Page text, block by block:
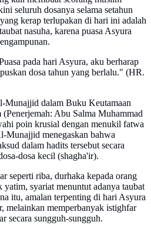
seluruh dosanya selama setahun
kerap terlupakan di hari ini adalah
nasuha, karena puasa Asyura
pada hari Asyura, aku berharap
dosa tahun yang berlalu." (HR.
Munajjid dalam Buku Keutamaan
Abu Salma Muhammad
poin krusial dengan menukil fatwa
menegaskan bahwa
dalam hadits tersebut secara
dosa kecil (shagha'ir).
seperti riba, durhaka kepada orang
yatim, syariat menuntut adanya taubat
itu, amalan terpenting di hari Asyura
melainkan memperbanyak istighfar
secara sungguh-sungguh.